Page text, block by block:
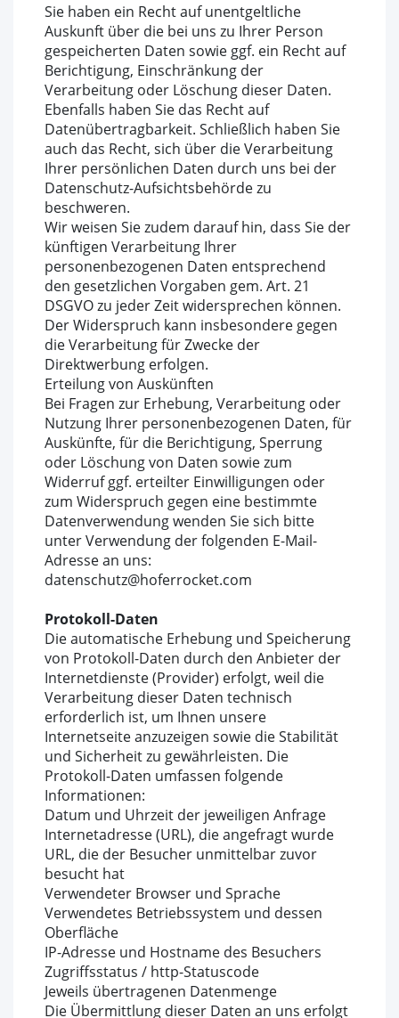
Sie haben ein Recht auf unentgeltliche
Auskunft über die bei uns zu Ihrer Person
gespeicherten Daten sowie ggf. ein Recht auf
Berichtigung, Einschränkung der
Verarbeitung oder Löschung dieser Daten.
Ebenfalls haben Sie das Recht auf
Datenübertragbarkeit. Schließlich haben Sie
auch das Recht, sich über die Verarbeitung
Ihrer persönlichen Daten durch uns bei der
Datenschutz-Aufsichtsbehörde zu
beschweren.
Wir weisen Sie zudem darauf hin, dass Sie der
künftigen Verarbeitung Ihrer
personenbezogenen Daten entsprechend
den gesetzlichen Vorgaben gem. Art. 21
DSGVO zu jeder Zeit widersprechen können.
Der Widerspruch kann insbesondere gegen
die Verarbeitung für Zwecke der
Direktwerbung erfolgen.
Erteilung von Auskünften
Bei Fragen zur Erhebung, Verarbeitung oder
Nutzung Ihrer personenbezogenen Daten, für
Auskünfte, für die Berichtigung, Sperrung
oder Löschung von Daten sowie zum
Widerruf ggf. erteilter Einwilligungen oder
zum Widerspruch gegen eine bestimmte
Datenverwendung wenden Sie sich bitte
unter Verwendung der folgenden E-Mail-
Adresse an uns:
datenschutz@hoferrocket.com
Protokoll-Daten
Die automatische Erhebung und Speicherung
von Protokoll-Daten durch den Anbieter der
Internetdienste (Provider) erfolgt, weil die
Verarbeitung dieser Daten technisch
erforderlich ist, um Ihnen unsere
Internetseite anzuzeigen sowie die Stabilität
und Sicherheit zu gewährleisten. Die
Protokoll-Daten umfassen folgende
Informationen:
Datum und Uhrzeit der jeweiligen Anfrage
Internetadresse (URL), die angefragt wurde
URL, die der Besucher unmittelbar zuvor
besucht hat
Verwendeter Browser und Sprache
Verwendetes Betriebssystem und dessen
Oberfläche
IP-Adresse und Hostname des Besuchers
Zugriffsstatus / http-Statuscode
Jeweils übertragenen Datenmenge
Die Übermittlung dieser Daten an uns erfolgt